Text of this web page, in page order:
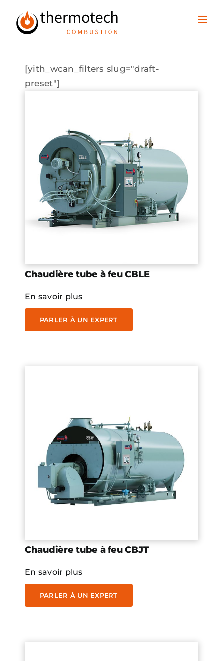
contenu
[yith_wcan_filters slug="draft-
preset"]
Chaudière tube à feu CBLE
En savoir plus
PARLER À UN EXPERT
Chaudière tube à feu CBJT
En savoir plus
PARLER À UN EXPERT